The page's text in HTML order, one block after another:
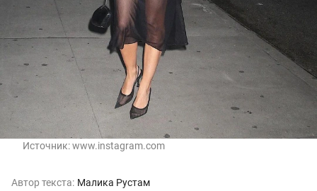
Источник:www.instagram.com
Автор текста: Малика Рустам